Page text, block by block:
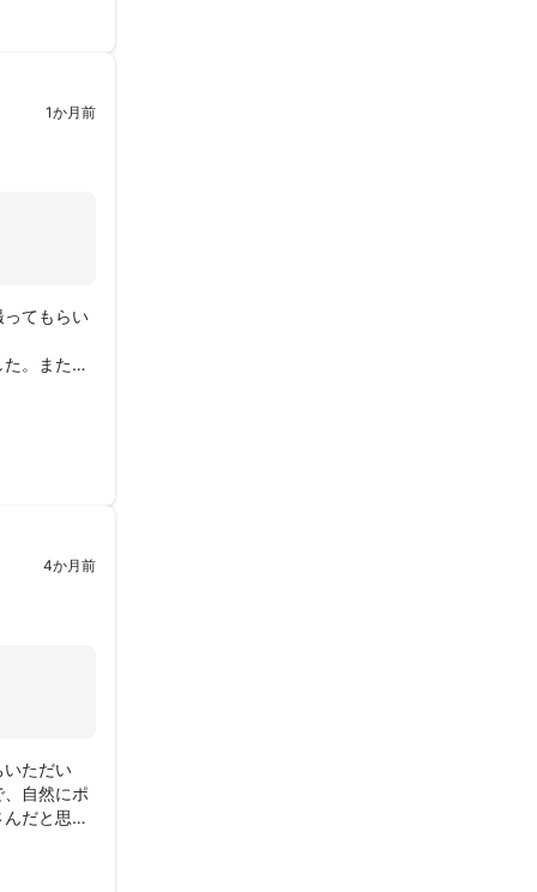
1か月前
てもらい
。また、
4か月前
いただい
自然にポ
だと思い